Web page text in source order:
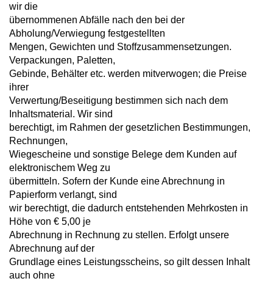
wir die
übernommenen Abfälle nach den bei der
Abholung/Verwiegung festgestellten
Mengen, Gewichten und Stoffzusammensetzungen.
Verpackungen, Paletten,
Gebinde, Behälter etc. werden mitverwogen; die Preise
ihrer
Verwertung/Beseitigung bestimmen sich nach dem
Inhaltsmaterial. Wir sind
berechtigt, im Rahmen der gesetzlichen Bestimmungen,
Rechnungen,
Wiegescheine und sonstige Belege dem Kunden auf
elektronischem Weg zu
übermitteln. Sofern der Kunde eine Abrechnung in
Papierform verlangt, sind
wir berechtigt, die dadurch entstehenden Mehrkosten in
Höhe von € 5,00 je
Abrechnung in Rechnung zu stellen. Erfolgt unsere
Abrechnung auf der
Grundlage eines Leistungsscheins, so gilt dessen Inhalt
auch ohne